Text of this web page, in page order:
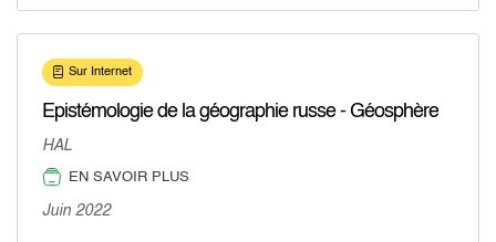
Sur Internet
Epistémologie de la géographie russe - Géosphère
HAL
EN SAVOIR PLUS
Juin 2022